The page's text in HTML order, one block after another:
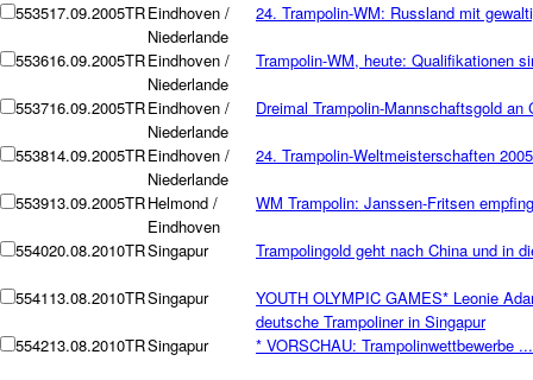
553517.09.2005TREindhoven /
Niederlande
24. Trampolin-WM: Russland mit
553616.09.2005TREindhoven /
Niederlande
Trampolin-WM, heute: Qualifikationen
553716.09.2005TREindhoven /
Niederlande
Dreimal Trampolin-Mannschaftsgold an
553814.09.2005TREindhoven /
Niederlande
24. Trampolin-Weltmeisterschaften
553913.09.2005TRHelmond /
Eindhoven
WM Trampolin: Janssen-Fritsen
554020.08.2010TRSingapur Trampolingold geht nach China und in
554113.08.2010TRSingapur
YOUTH OLYMPIC GAMES* Leonie
deutsche Trampoliner in Singapur
554213.08.2010TRSingapur * VORSCHAU: Trampolinwettbewerbe ...